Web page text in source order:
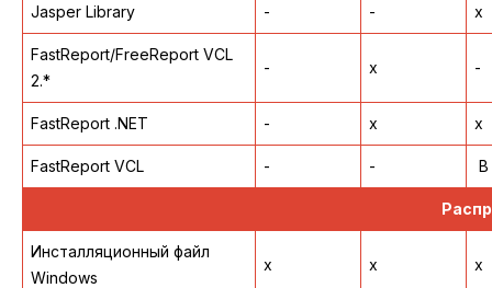
Jasper Library - - x
FastReport/FreeReport VCL
2.*
- x -
FastReport .NET - x x
FastReport VCL - - В
Инсталляционный файл
Windows
x x x